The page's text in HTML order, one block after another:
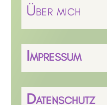
Über mich
Impressum
Datenschutz